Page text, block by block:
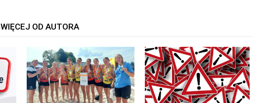
WIĘCEJ OD AUTORA